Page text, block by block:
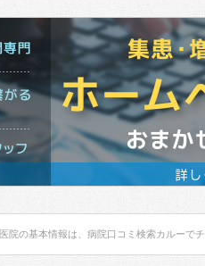
院の基本情報は、病院口コミ検索カルーで